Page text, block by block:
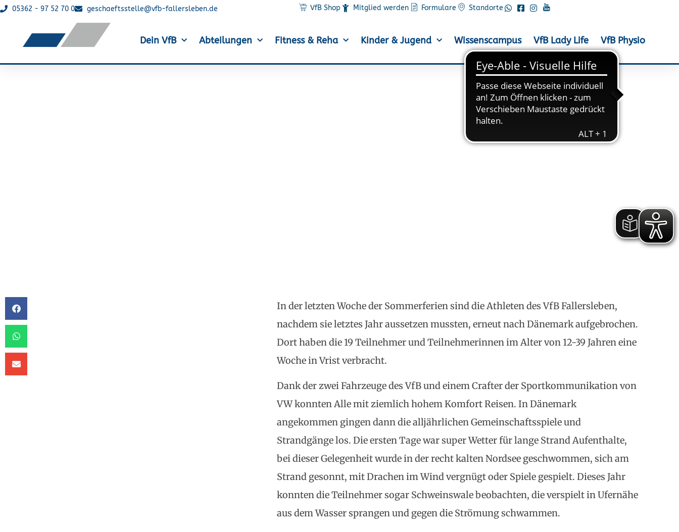
05362 - 97 52 70 0 geschaeftsstelle@vfb-fallersleben.de VfB Shop Mitglied werden Formulare Standorte
Dein VfB Abteilungen Fitness & Reha Kinder & Jugend Wissenscampus VfB Lady Life VfB Physio
In der letzten Woche der Sommerferien sind die Athleten des VfB Fallersleben,
nachdem sie letztes Jahr aussetzen mussten, erneut nach Dänemark aufgebrochen.
Dort haben die 19 Teilnehmer und Teilnehmerinnen im Alter von 12-39 Jahren eine
Woche in Vrist verbracht.
Dank der zwei Fahrzeuge des VfB und einem Crafter der Sportkommunikation von
VW konnten Alle mit ziemlich hohem Komfort Reisen. In Dänemark
angekommen gingen dann die alljährlichen Gemeinschaftsspiele und
Strandgänge los. Die ersten Tage war super Wetter für lange Strand Aufenthalte,
bei dieser Gelegenheit wurde in der recht kalten Nordsee geschwommen, sich am
Strand gesonnt, mit Drachen im Wind vergnügt oder Spiele gespielt. Dieses Jahr
konnten die Teilnehmer sogar Schweinswale beobachten, die verspielt in Ufernähe
aus dem Wasser sprangen und gegen die Strömung schwammen.